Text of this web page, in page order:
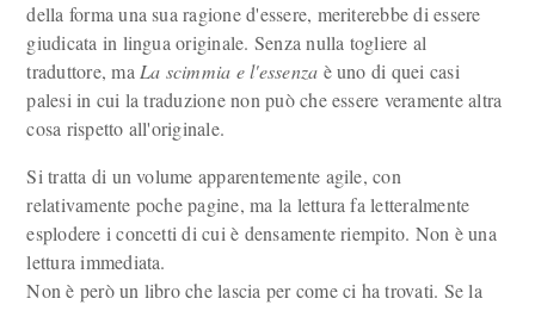
della forma una sua ragione d'essere, meriterebbe di essere
giudicata in lingua originale. Senza nulla togliere al
traduttore, ma La scimmia e l'essenza è uno di quei casi
palesi in cui la traduzione non può che essere veramente altra
cosa rispetto all'originale.
Si tratta di un volume apparentemente agile, con
relativamente poche pagine, ma la lettura fa letteralmente
esplodere i concetti di cui è densamente riempito. Non è una
lettura immediata.
Non è però un libro che lascia per come ci ha trovati. Se la